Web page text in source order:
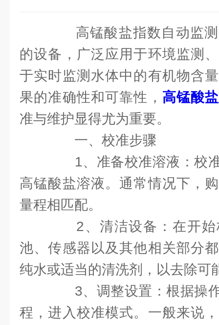
高锰酸盐指数自动监测
的设备，广泛应用于环境监测
于实时监测水体中的有机物含
果的准确性和可靠性， 高锰酸
准与维护显得尤为重要。
一、校准步骤
1、准备校准溶液：校准
高锰酸盐溶液。通常情况下，
量程相匹配。
2、清洁设备：在开始
池、传感器以及其他相关部分
纯水或适当的清洗剂，以去除可
3、调整设置：根据操作
程，进入校准模式。一般来说